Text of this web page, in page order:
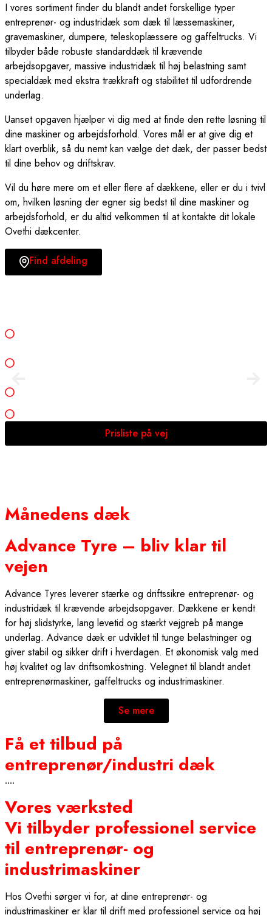
I vores sortiment finder du blandt andet forskellige typer
entreprenør- og industridæk som dæk til læssemaskiner,
gravemaskiner, dumpere, teleskoplæssere og gaffeltrucks. Vi
tilbyder både robuste standarddæk til krævende
arbejdsopgaver, massive industridæk til høj belastning samt
specialdæk med ekstra trækkraft og stabilitet til udfordrende
underlag.
Uanset opgaven hjælper vi dig med at finde den rette løsning til
dine maskiner og arbejdsforhold. Vores mål er at give dig et
klart overblik, så du nemt kan vælge det dæk, der passer bedst
til dine behov og driftskrav.
Vil du høre mere om et eller flere af dækkene, eller er du i tvivl
om, hvilken løsning der egner sig bedst til dine maskiner og
arbejdsforhold, er du altid velkommen til at kontakte dit lokale
Ovethi dækcenter.
Find afdeling
Prisliste på vej
Månedens dæk
Advance Tyre – bliv klar til
vejen
Advance Tyres leverer stærke og driftssikre entreprenør- og
industridæk til krævende arbejdsopgaver. Dækkene er kendt
for høj slidstyrke, lang levetid og stærkt vejgreb på mange
underlag. Advance dæk er udviklet til tunge belastninger og
giver stabil og sikker drift i hverdagen. Et økonomisk valg med
høj kvalitet og lav driftsomkostning. Velegnet til blandt andet
entreprenørmaskiner, gaffeltrucks og industrimaskiner.
Se mere
Få et tilbud på
entreprenør/industri dæk
....
Vores værksted
Vi tilbyder professionel service
til entreprenør- og
industrimaskiner
Hos Ovethi sørger vi for, at dine entreprenør- og
industrimaskiner er klar til drift med professionel service og høj